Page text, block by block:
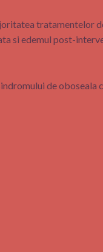
tratamentelor
si edemul post-
de